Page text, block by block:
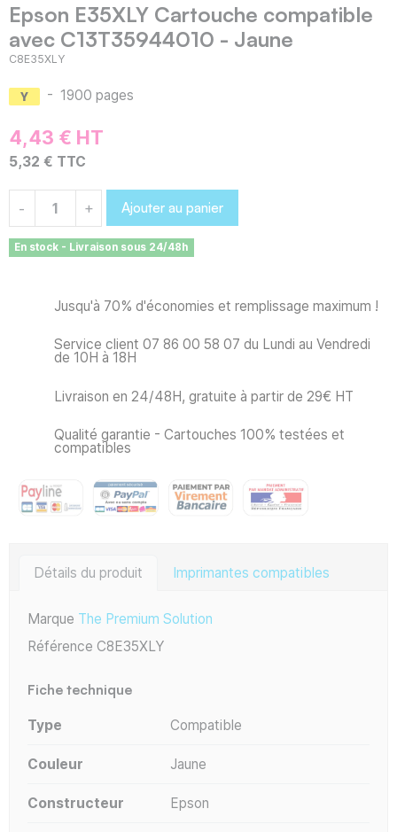
Epson E35XLY Cartouche compatible
avec C13T35944010 - Jaune
C8E35XLY
- 1900 pages
4,43 € HT
5,32 € TTC
- + Ajouter au panier
En stock - Livraison sous 24/48h
Jusqu'à 70% d'économies et remplissage maximum !
Service client 07 86 00 58 07 du Lundi au Vendredi
de 10H à 18H
Livraison en 24/48H, gratuite à partir de 29€ HT
Qualité garantie - Cartouches 100% testées et
compatibles
Détails du produit Imprimantes compatibles
Marque The Premium Solution
Référence C8E35XLY
Fiche technique
Type Compatible
Couleur Jaune
Constructeur Epson